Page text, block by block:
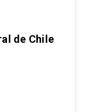
de Chile